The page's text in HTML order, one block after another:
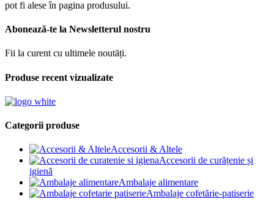
pot fi alese în pagina produsului.
Abonează-te la Newsletterul nostru
Fii la curent cu ultimele noutăți.
Produse recent vizualizate
Categorii produse
Accesorii & Altele
Accesorii de curățenie și
igienă
Ambalaje alimentare
Ambalaje cofetărie-patiserie